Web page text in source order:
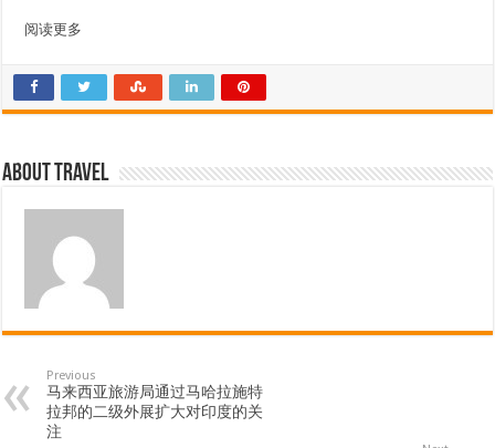
阅读更多
About travel
Previous
马来西亚旅游局通过马哈拉施特
拉邦的二级外展扩大对印度的关
注